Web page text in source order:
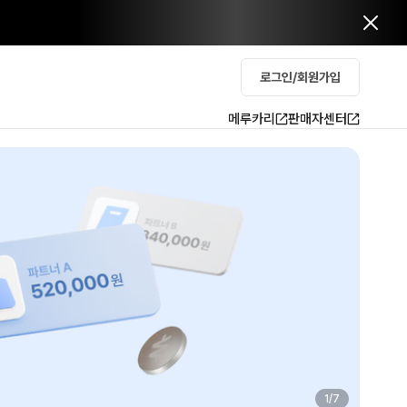
로그인/회원가입
메루카리 판매자센터
2/7